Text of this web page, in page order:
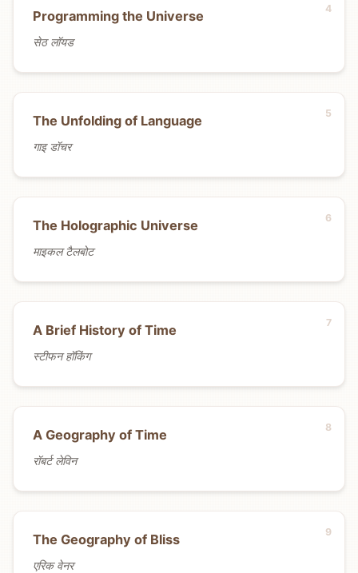
Programming the Universe
सेठ लॉयड
The Unfolding of Language
गाइ डॉचर
The Holographic Universe
माइकल टैलबोट
A Brief History of Time
स्टीफन हॉकिंग
A Geography of Time
रॉबर्ट लेविन
The Geography of Bliss
एरिक वेनर